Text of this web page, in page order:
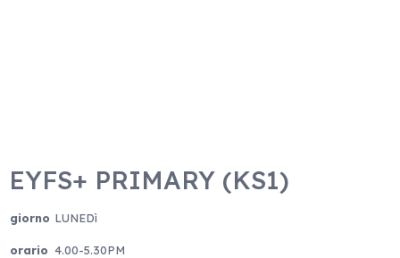
EYFS+ PRIMARY (KS1)
giorno LUNEDì
orario 4.00-5.30PM